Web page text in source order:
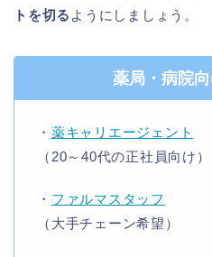
トを切る ようにしましょう。
薬局・病院
・ 薬キャリエージェント
（20～40代の正社員向け）
・ ファルマスタッフ
（大手チェーン希望）